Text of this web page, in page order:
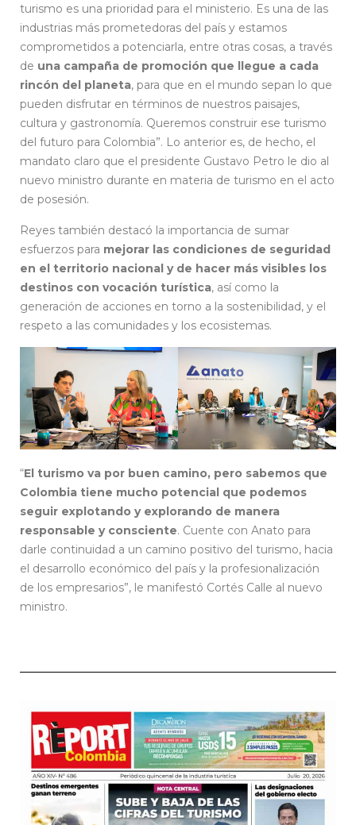
turismo es una prioridad para el ministerio. Es una de las
industrias más prometedoras del país y estamos
comprometidos a potenciarla, entre otras cosas, a través
de una campaña de promoción que llegue a cada
rincón del planeta, para que en el mundo sepan lo que
pueden disfrutar en términos de nuestros paisajes,
cultura y gastronomía. Queremos construir ese turismo
del futuro para Colombia”. Lo anterior es, de hecho, el
mandato claro que el presidente Gustavo Petro le dio al
nuevo ministro durante en materia de turismo en el acto
de posesión.
Reyes también destacó la importancia de sumar
esfuerzos para mejorar las condiciones de seguridad
en el territorio nacional y de hacer más visibles los
destinos con vocación turística, así como la
generación de acciones en torno a la sostenibilidad, y el
respeto a las comunidades y los ecosistemas.
“El turismo va por buen camino, pero sabemos que
Colombia tiene mucho potencial que podemos
seguir explotando y explorando de manera
responsable y consciente. Cuente con Anato para
darle continuidad a un camino positivo del turismo, hacia
el desarrollo económico del país y la profesionalización
de los empresarios”, le manifestó Cortés Calle al nuevo
ministro.